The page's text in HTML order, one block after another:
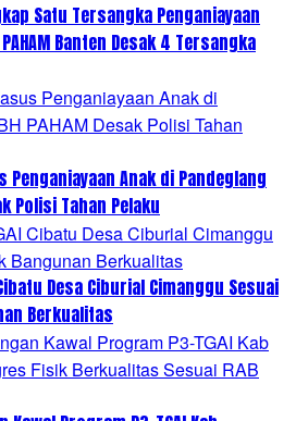
Satu Tersangka Penganiayaan
Banten Desak 4 Tersangka
Penganiayaan Anak di Pandeglang
Polisi Tahan Pelaku
Desa Ciburial Cimanggu Sesuai
Berkualitas